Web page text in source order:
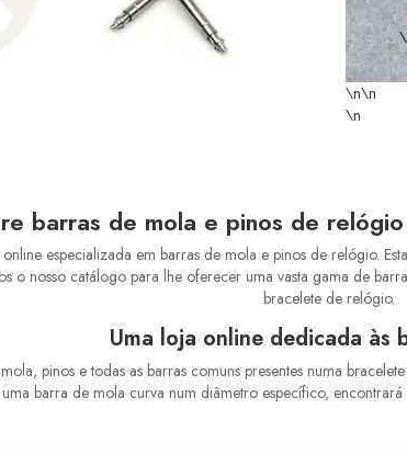
\n\n
\n
barras de mola e pinos de
especializada em barras de mola e pinos de relógio.
o nosso catálogo para lhe oferecer uma vasta gama de
bracelete de relógio.
Uma loja online dedicada às
pinos e todas as barras comuns presentes numa
barra de mola curva num diâmetro específico,